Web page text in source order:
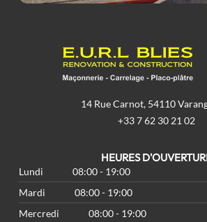
14 Rue Carnot, 54110
+33 7 62 30 21 02
HEURES
Lundi
08:00 - 19:00
Mardi
08:00 - 19:00
Mercredi
08:00 - 19:00